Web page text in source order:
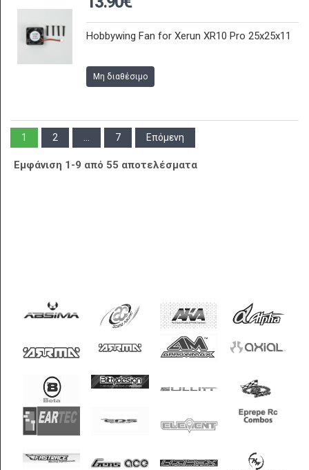
Hobbywing Fan for Xerun XR10 Pro 25x25x11
Μη διαθέσιμο
1 2 7 Επόμενη
Εμφάνιση 1-9 από 55 αποτελέσματα